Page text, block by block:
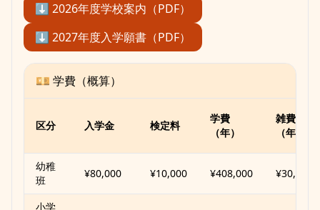
⬇︎ 2026年度学校案内（PDF）
⬇︎ 2027年度入学願書（PDF）
💴 学費（概算）
区分 入学金 検定料
学費
（年）
雑費
（年）
幼稚
班
¥80,000 ¥10,000 ¥408,000 ¥30,000
小学